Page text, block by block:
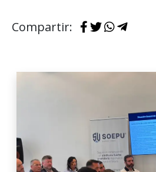
Compartir: